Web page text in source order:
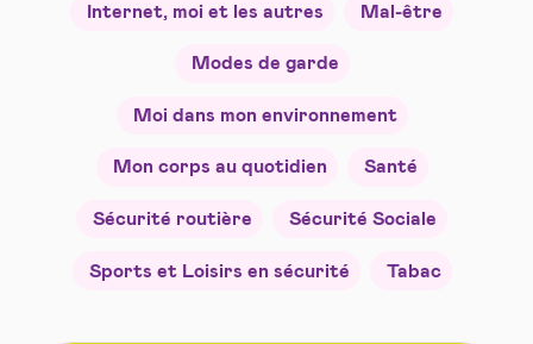
Internet, moi et les autres Mal-être
Modes de garde
Moi dans mon environnement
Mon corps au quotidien Santé
Sécurité routière Sécurité Sociale
Sports et Loisirs en sécurité Tabac